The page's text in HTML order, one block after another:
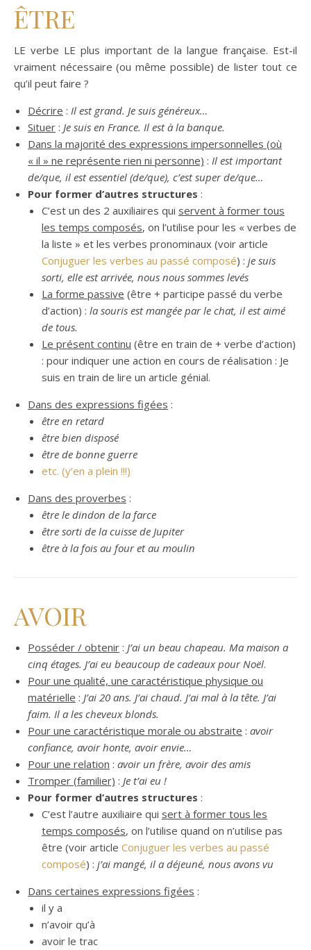
ÊTRE
LE verbe LE plus important de la langue française. Est-il
vraiment nécessaire (ou même possible) de lister tout ce
qu’il peut faire ?
Décrire : Il est grand. Je suis généreux…
Situer : Je suis en France. Il est à la banque.
Dans la majorité des expressions impersonnelles (où
« il » ne représente rien ni personne) : Il est important
de/que, il est essentiel (de/que), c’est super de/que…
Pour former d’autres structures :
C’est un des 2 auxiliaires qui servent à former tous
les temps composés, on l’utilise pour les « verbes de
la liste » et les verbes pronominaux (voir article
Conjuguer les verbes au passé composé) : je suis
sorti, elle est arrivée, nous nous sommes levés
La forme passive (être + participe passé du verbe
d’action) : la souris est mangée par le chat, il est aimé
de tous.
Le présent continu (être en train de + verbe d’action)
: pour indiquer une action en cours de réalisation : Je
suis en train de lire un article génial.
Dans des expressions figées :
être en retard
être bien disposé
être de bonne guerre
etc. (y’en a plein !!!)
Dans des proverbes :
être le dindon de la farce
être sorti de la cuisse de Jupiter
être à la fois au four et au moulin
AVOIR
Posséder / obtenir : J’ai un beau chapeau. Ma maison a
cinq étages. J’ai eu beaucoup de cadeaux pour Noël.
Pour une qualité, une caractéristique physique ou
matérielle : J’ai 20 ans. J’ai chaud. J’ai mal à la tête. J’ai
faim. Il a les cheveux blonds.
Pour une caractéristique morale ou abstraite : avoir
confiance, avoir honte, avoir envie…
Pour une relation : avoir un frère, avoir des amis
Tromper (familier) : Je t’ai eu !
Pour former d’autres structures :
C’est l’autre auxiliaire qui sert à former tous les
temps composés, on l’utilise quand on n’utilise pas
être (voir article Conjuguer les verbes au passé
composé) : j’ai mangé, il a déjeuné, nous avons vu
Dans certaines expressions figées :
il y a
n’avoir qu’à
avoir le trac